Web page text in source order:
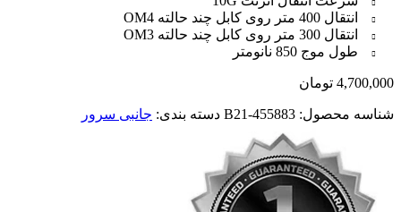
انتقال 400 متر روی کابل چند حالته OM4
انتقال 300 متر روی کابل چند حالته OM3
طول موج 850 نانومتر
4,700,000 تومان
شناسه محصول: 455883-B21 دسته بندی: جانبی سرور